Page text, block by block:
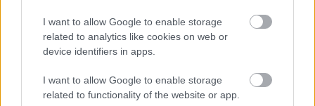
I want to allow Google to enable storage
related to analytics like cookies on web or
device identifiers in apps.
I want to allow Google to enable storage
related to functionality of the website or app.
EGYKORI JÁTÉKOSOK